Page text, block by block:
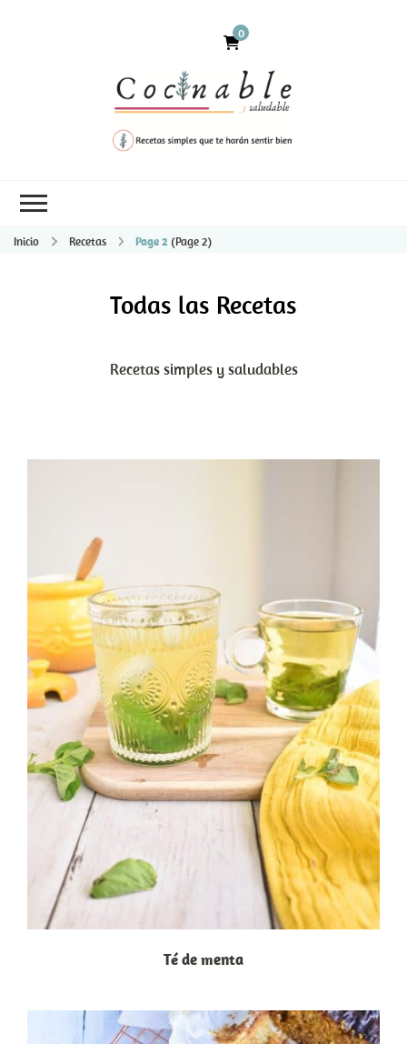
0
Inicio Recetas Page 2 (Page 2)
Todas las Recetas
Recetas simples y saludables
Té de menta